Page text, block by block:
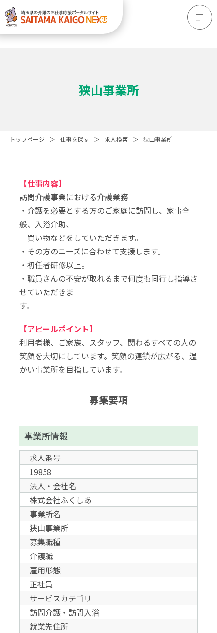
狭山事業所
トップページ 仕事を探す 求人検索 狭山事業所
【仕事内容】
訪問介護事業における介護業務
・介護を必要とする方のご家庭に訪問し、家事全
般、入浴介助、
買い物などをしていただきます。
・その方のニーズに合わせて支援します。
・初任者研修以上。
・職員さんの不安が取れるまで何度も同行し指導さ
せていただきま
す。
【アピールポイント】
利用者様、ご家族、スタッフ、関わるすべての人の
笑顔を大切にしています。笑顔の連鎖が広がる、温
かい事業所を目指しています。
募集要項
事業所情報
求人番号
19858
法人・会社名
株式会社ふくしあ
事業所名
狭山事業所
募集職種
介護職
雇用形態
正社員
サービスカテゴリ
訪問介護・訪問入浴
就業先住所